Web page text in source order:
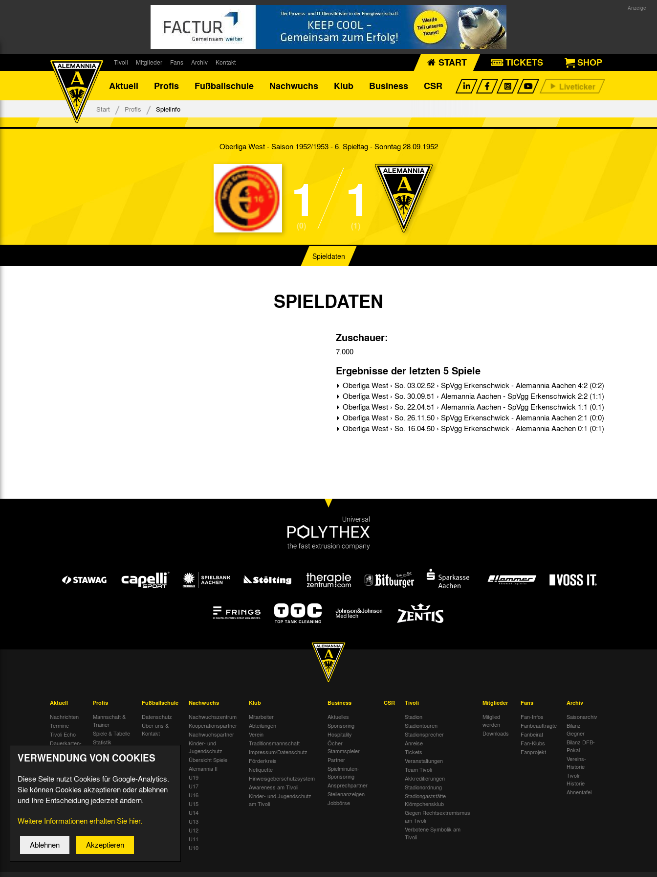
Tivoli
Stadionsprecher
Mitglieder
Kontakt
Fans
Fanbeirat
Fan-Klubs
Archiv
Ahnentafel
Kontakt START TICKETS
SHOP
Aktuell
Profis Fußballschule Nachwuchs Klub Business CSR
Start Profis Spielinfo
Oberliga West - Saison 1952/1953 - 6. Spieltag- Sonntag 28.09.1952
1
(0) 1
(1)
Spieldaten
SPIELDATEN
Zuschauer:
7.000
Ergebnisse der letzten 5 Spiele
Oberliga West › So. 03.02.52 › SpVgg Erkenschwick - Alemannia Aachen 4:2 (0:2)
Oberliga West › So. 30.09.51 › Alemannia Aachen - SpVgg Erkenschwick 2:2 (1:1)
Oberliga West › So. 22.04.51 › Alemannia Aachen - SpVgg Erkenschwick 1:1 (0:1)
Oberliga West › So. 26.11.50 › SpVgg Erkenschwick - Alemannia Aachen 2:1 (0:0)
Oberliga West › So. 16.04.50 › SpVgg Erkenschwick - Alemannia Aachen 0:1 (0:1)
Aktuell
Nachrichten
Termine
Tivoli Echo
Dauerkarten-
Radiostream
Profis
Mannschaft &
Trainer
Spiele & Tabelle
Statistik
Geburtstage
Fußballschule
Datenschutz
Über uns &
Kontakt
Nachwuchs
Nachwuchszentrum
Kooperationspartner
Nachwuchspartner
Kinder- und
Jugendschutz
Übersicht Spiele
Alemannia II
U19
U17
U16
U15
U14
U13
U12
U11
U10
Klub
Mitarbeiter
Abteilungen
Verein
Traditionsmannschaft
Impressum/Datenschutz
Förderkreis
Netiquette
Hinweisgeberschutzsystem
Awareness am Tivoli
Kinder- und Jugendschutz
am Tivoli
Business
Aktuelles
Sponsoring
Hospitality
Öcher
Stammspieler
Partner
Spielminuten-
Sponsoring
Ansprechpartner
Stellenanzeigen
Jobbörse
CSR
Tivoli
Stadion
Stadiontouren
Stadionsprecher
Anreise
Tickets
Veranstaltungen
Team Tivoli
Akkreditierungen
Stadionordnung
Stadiongaststätte
Klömpchensklub
Gegen Rechtsextremismus
am Tivoli
Verbotene Symbolik am
Tivoli
Mitglieder
Mitglied
werden
Downloads
Fans
Fan-Infos
Fanbeauftragte
Fanbeirat
Fan-Klubs
Fanprojekt
Archiv
Saisonarchiv
Bilanz
Gegner
Bilanz DFB-
Pokal
Vereins-
Historie
Tivoli-
Historie
Ahnentafel
VERWENDUNG VON COOKIES
Diese Seite nutzt Cookies für Google-Analytics.
Sie können Cookies akzeptieren oder ablehnen
und Ihre Entscheidung jederzeit ändern.
Weitere Informationen erhalten Sie hier.
Ablehnen Akzeptieren